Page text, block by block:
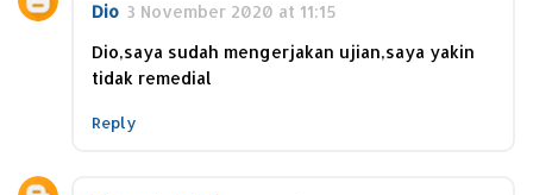
Dio 3 November 2020 at 11:15
Dio,saya sudah mengerjakan ujian,saya yakin
tidak remedial
Reply